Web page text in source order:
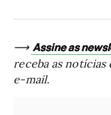
⟶ Assine as
receba as
e-mail.